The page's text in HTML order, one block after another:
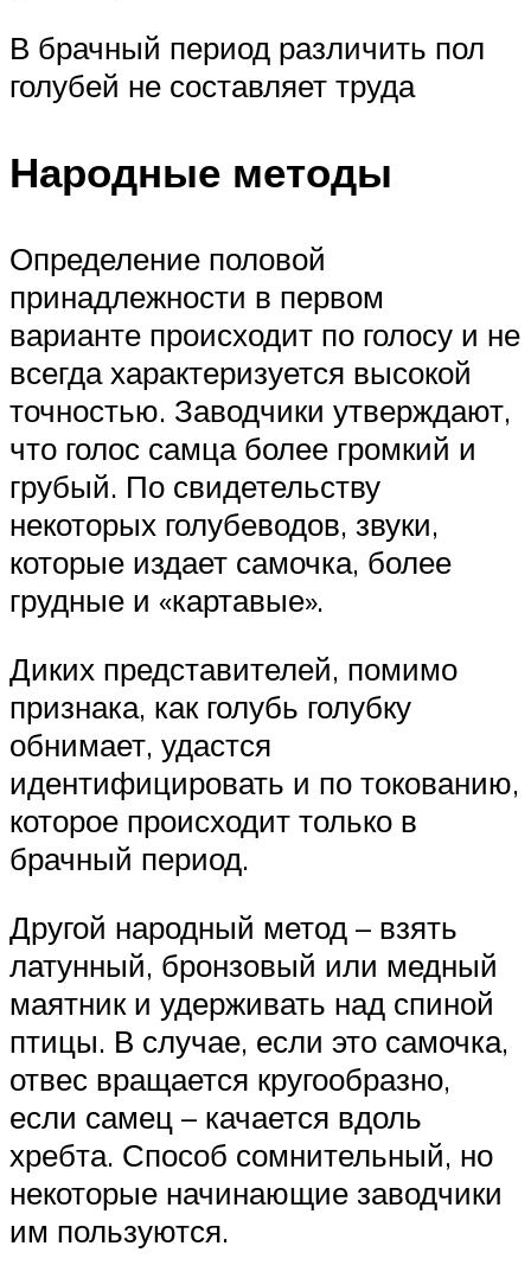
В брачный период различить пол
голубей не составляет труда
Народные методы
Определение половой
принадлежности в первом
варианте происходит по голосу и не
всегда характеризуется высокой
точностью. Заводчики утверждают,
что голос самца более громкий и
грубый. По свидетельству
некоторых голубеводов, звуки,
которые издает самочка, более
грудные и «картавые».
Диких представителей, помимо
признака, как голубь голубку
обнимает, удастся
идентифицировать и по токованию,
которое происходит только в
брачный период.
Другой народный метод – взять
латунный, бронзовый или медный
маятник и удерживать над спиной
птицы. В случае, если это самочка,
отвес вращается кругообразно,
если самец – качается вдоль
хребта. Способ сомнительный, но
некоторые начинающие заводчики
им пользуются.